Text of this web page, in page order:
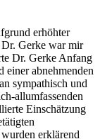
erhöhter
Gerke war mir
Dr. Gerke Anfang
abnehmenden
sympathisch und
allumfassenden
Einschätzung
erklärend